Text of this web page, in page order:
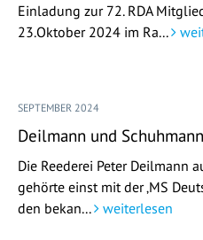
Einladung zur 72. RDA
23.Oktober 2024 im Ra...
SEPTEMBER 2024
Deilmann und
Die Reederei Peter Deilmann
gehörte einst mit der ‚MS
den bekan...
weiterlesen